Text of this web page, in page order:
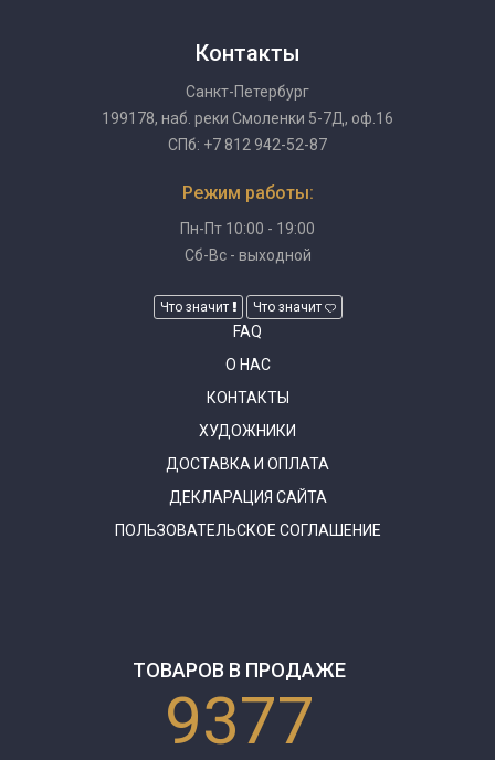
Контакты
Санкт-Петербург
199178, наб. реки Смоленки 5-7Д, оф.16
СПб: +7 812 942-52-87
Режим работы:
Пн-Пт 10:00 - 19:00
Сб-Вс - выходной
Что значит Что значит
FAQ
О НАС
КОНТАКТЫ
ХУДОЖНИКИ
ДОСТАВКА И ОПЛАТА
ДЕКЛАРАЦИЯ САЙТА
ПОЛЬЗОВАТЕЛЬСКОЕ СОГЛАШЕНИЕ
ТОВАРОВ В ПРОДАЖЕ
9377